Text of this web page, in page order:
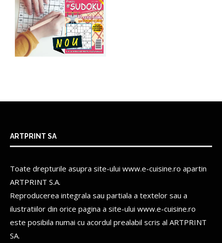
ARTPRINT SA
Toate drepturile asupra site-ului www.e-cuisine.ro apartin
ARTPRINT S.A.
Reproducerea integrala sau partiala a textelor sau a
ilustratiilor din orice pagina a site-ului www.e-cuisine.ro
este posibila numai cu acordul prealabil scris al ARTPRINT
SA.